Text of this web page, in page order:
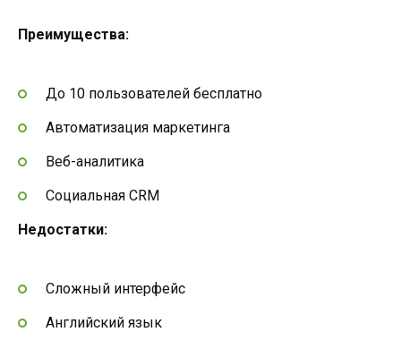
Преимущества:
До 10 пользователей бесплатно
Автоматизация маркетинга
Веб-аналитика
Социальная CRM
Недостатки:
Сложный интерфейс
Английский язык